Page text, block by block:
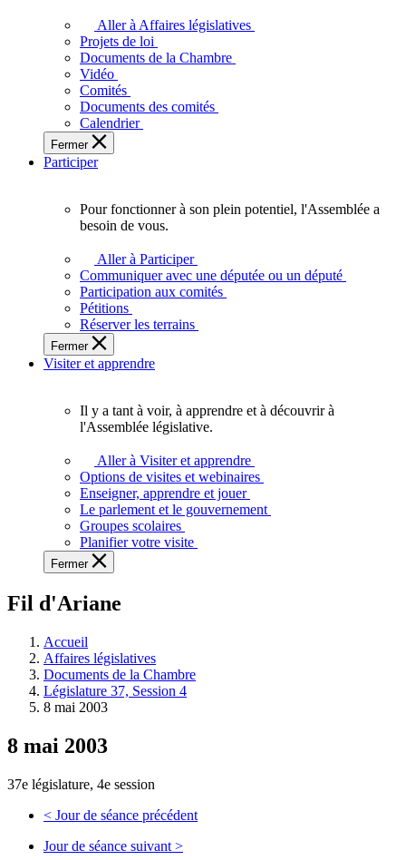
adopte
touchent
des
Ontariennes
et
Aller à Affaires législatives
Projets de loi
Documents de la Chambre
Vidéo
Comités
Documents des comités
Calendrier
Fermer
Participer
plein
potentiel,
l'Assemblée
a
besoin
de
Pour fonctionner à son plein potentiel, l'Assemblée a
besoin de vous.
Aller à Participer
Communiquer avec une députée ou un député
Participation aux comités
Pétitions
Réserver les terrains
Fermer
Visiter et apprendre
voir,
apprendre
et
à
à
législative.
Il y a tant à voir, à apprendre et à découvrir à
l'Assemblée législative.
Aller à Visiter et apprendre
Options de visites et webinaires
Enseigner, apprendre et jouer
Le parlement et le gouvernement
Groupes scolaires
Planifier votre visite
Fermer
Fil d'Ariane
Accueil
Affaires législatives
Documents de la Chambre
Législature 37, Session 4
8 mai 2003
8 mai 2003
37e législature, 4e session
< Jour de séance précédent
Jour de séance suivant >